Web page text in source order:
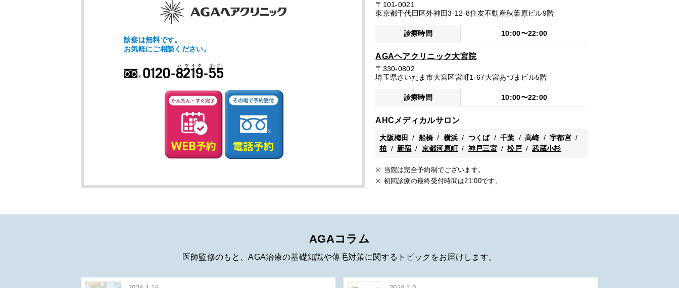
診察は無料です。
お気軽にご相談ください。
〒101-0021
東京都千代田区外神田3-12-8住友不動産秋葉原ビル9階
診療時間 10:00〜22:00
AGAヘアクリニック大宮院
〒330-0802
埼玉県さいたま市大宮区宮町1-67大宮あづまビル5階
診療時間 10:00〜22:00
AHCメディカルサロン
大阪梅田 船橋 横浜 つくば 千葉 高崎
宇都宮
柏
新宿 京都河原町 神戸三宮 松戸 武蔵小杉
当院は完全予約制でございます。
初回診療の最終受付時間は21:00です。
AGAコラム
医師監修のもと、AGA治療の基礎知識や薄毛対策に関するトピックをお届けします。